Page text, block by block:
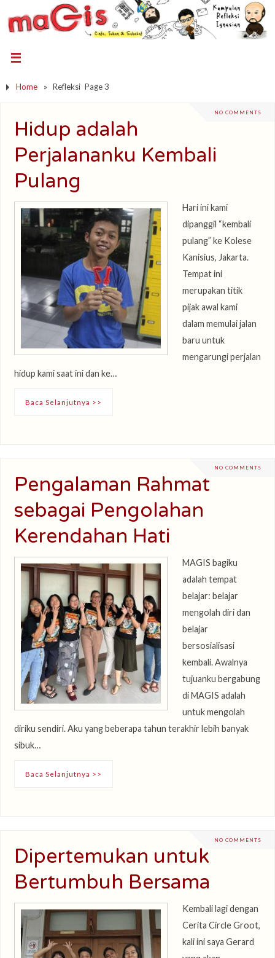
Home » Refleksi Page 3
NO COMMENTS
Hidup adalah
Perjalananku Kembali
Pulang
Hari ini kami
dipanggil “kembali
pulang” ke Kolese
Kanisius, Jakarta.
Tempat ini
merupakan titik
pijak awal kami
dalam memulai jalan
baru untuk
mengarungi perjalan
hidup kami saat ini dan ke…
Baca Selanjutnya >>
NO COMMENTS
Pengalaman Rahmat
sebagai Pengolahan
Kerendahan Hati
MAGIS bagiku
adalah tempat
belajar: belajar
mengolah diri dan
belajar
bersosialisasi
kembali. Awalnya
tujuanku bergabung
di MAGIS adalah
untuk mengolah
diriku sendiri. Aku yang beberapa tahun terakhir lebih banyak
sibuk…
Baca Selanjutnya >>
NO COMMENTS
Dipertemukan untuk
Bertumbuh Bersama
Kembali lagi dengan
Cerita Circle Groot,
kali ini saya Gerard